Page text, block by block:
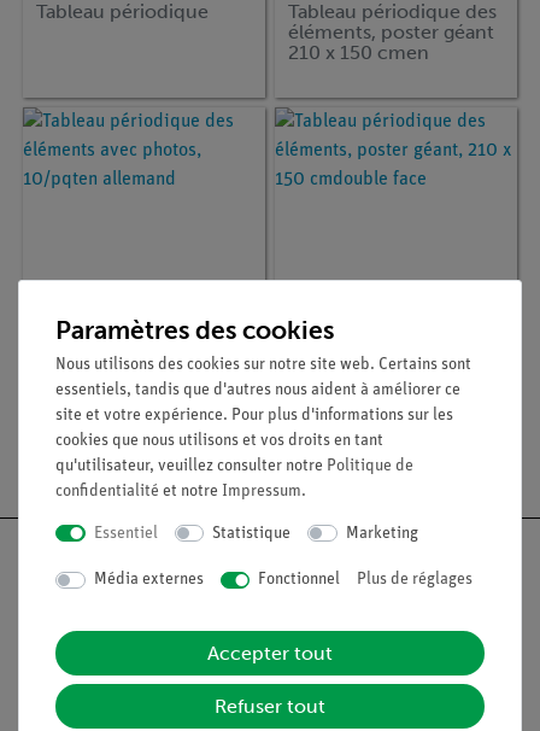
Tableau périodique
Tableau périodique des
éléments, poster géant
210 x 150 cmen
Article n° :47311-05
Tableau périodique des
éléments avec photos,
10/pqten allemand
Article n° :47312-07
Tableau périodique des
éléments, poster géant,
210 x 150 cmdouble
face
Nach oben
Légal
Paramètres des cookies
Nous utilisons des cookies sur notre site web. Certains sont
essentiels, tandis que d'autres nous aident à améliorer ce
site et votre expérience. Pour plus d'informations sur les
cookies que nous utilisons et vos droits en tant
qu'utilisateur, veuillez consulter notre Politique de
confidentialité et notre Impressum.
Essentiel Statistique Marketing
Média externes Fonctionnel Plus de réglages
Accepter tout
Refuser tout